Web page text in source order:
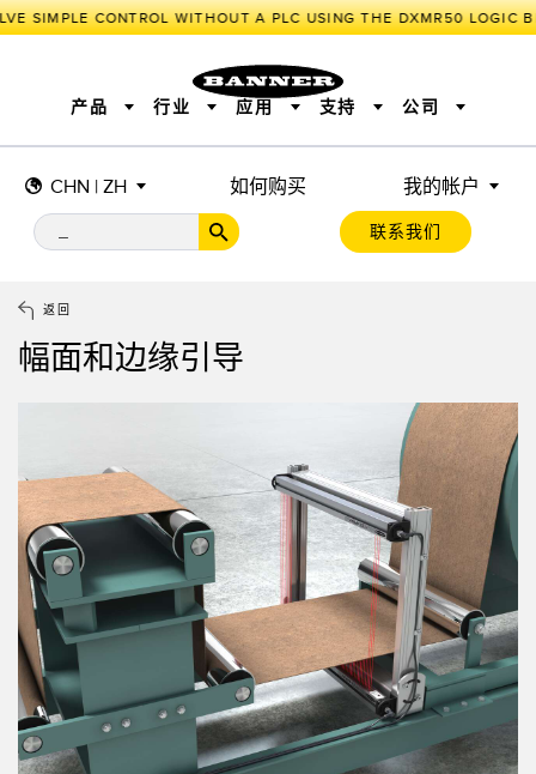
SIMPLE CONTROL WITHOUT A PLC USING THE DXMR50 LOGIC
CHN | ZH 如何购买 我的帐户
联系我们
产品
传感器 测量解决方案
照明和指示
机器安全
工业无线
BARCODE & VISION
绝对值旋转编码器
SNAP SIGNAL 附件
光电传感器
激光测距
测量光幕
3D飞行时间
雷达传感器
超声波传感器
光纤放大器
行业 应用
工业物联网与智能工厂
智能传感器
机器防护
追踪和跟踪
拾取指示灯
雷达应用
前缘检测
工厂通信
机器监控/设备综合效率
物料、服务或托盘取件呼叫
状况监测：预测性维护和预防性维护
设备综合效率 (OEE)
远程监控
支持 公司
返回
幅面和边缘引导